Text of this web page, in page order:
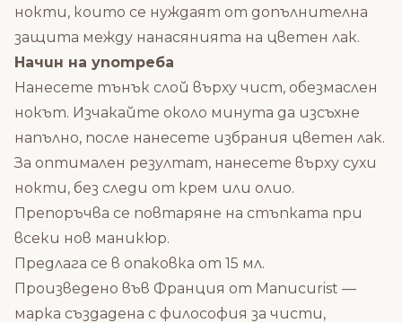
нокти, които се нуждаят от допълнителна
защита между нанасянията на цветен лак.
Начин на употреба
Нанесете тънък слой върху чист, обезмаслен
нокът. Изчакайте около минута да изсъхне
напълно, после нанесете избрания цветен лак.
За оптимален резултат, нанесете върху сухи
нокти, без следи от крем или олио.
Препоръчва се повтаряне на стъпката при
всеки нов маникюр.
Предлага се в опаковка от 15 мл.
Произведено във Франция от Manucurist —
марка създадена с философия за чисти,